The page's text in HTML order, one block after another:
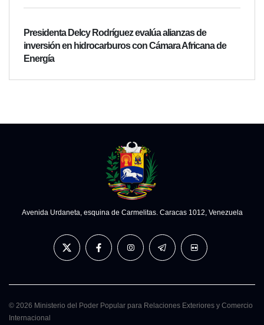
Presidenta Delcy Rodríguez evalúa alianzas de
inversión en hidrocarburos con Cámara Africana de
Energía
Avenida Urdaneta, esquina de Carmelitas. Caracas 1012, Venezuela
© 2026 Ministerio del Poder Popular para Relaciones Exteriores y Comercio
Internacional